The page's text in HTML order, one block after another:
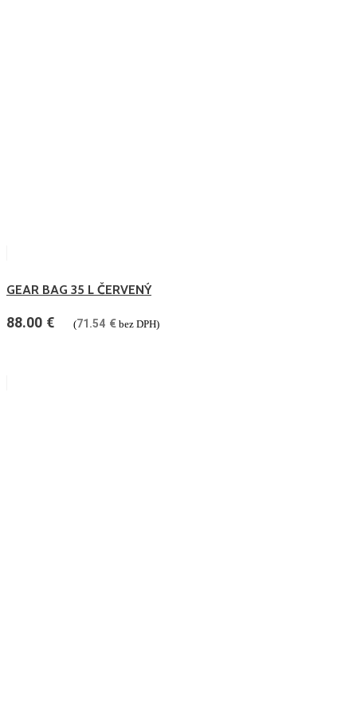
GEAR BAG 35 L ČERVENÝ
88.00 € (71.54 € bez DPH)